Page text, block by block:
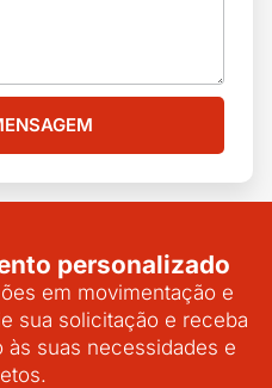
personalizado
em movimentação e
sua solicitação e receba
às suas necessidades e